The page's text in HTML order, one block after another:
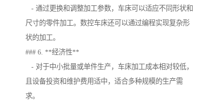
- 通过更换和调整加工参数，车床可以适应不同形状和
尺寸的零件加工。数控车床还可以通过编程实现复杂形
状的加工。
### 6. **经济性**
- 对于中小批量或单件生产，车床加工成本相对较低，
且设备投资和维护费用适中，适合多种规模的生产需
求。